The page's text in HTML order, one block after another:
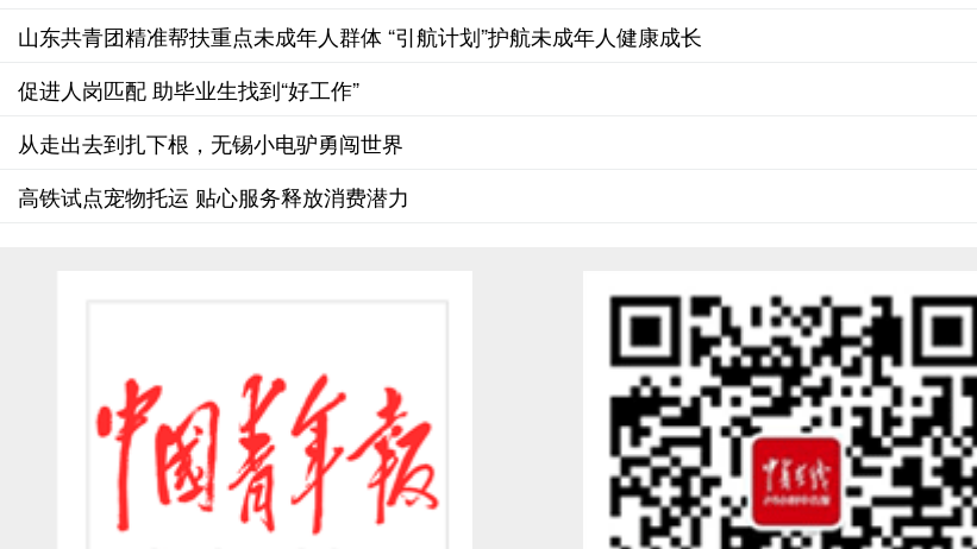
山东共青团精准帮扶重点未成年人群体 “引航计划”护航未成年人健康成长
促进人岗匹配 助毕业生找到“好工作”
从走出去到扎下根，无锡小电驴勇闯世界
高铁试点宠物托运 贴心服务释放消费潜力